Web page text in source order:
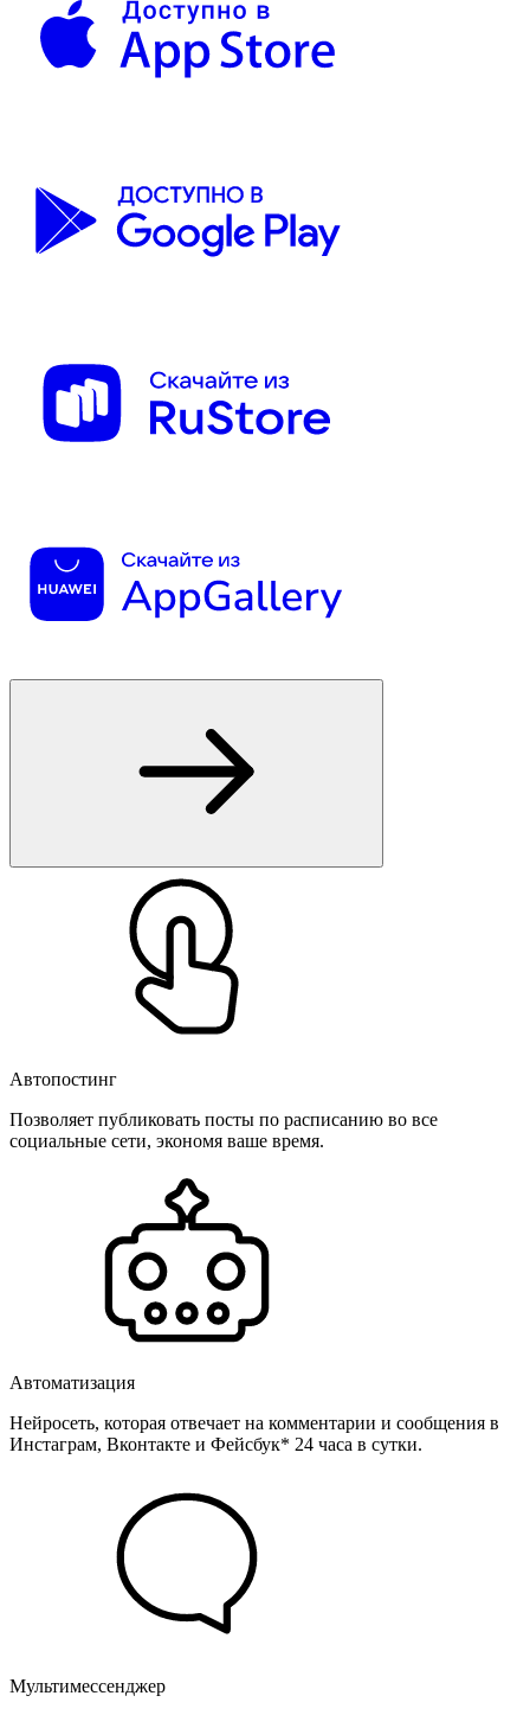
Автопостинг
Позволяет публиковать посты по расписанию во все
социальные сети, экономя ваше время.
Автоматизация
Нейросеть, которая отвечает на комментарии и сообщения в
Инстаграм, Вконтакте и Фейсбук* 24 часа в сутки.
Мультимессенджер